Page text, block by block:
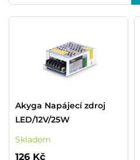
Akyga Napájecí zdroj
LED/12V/25W
Skladem
126 Kč